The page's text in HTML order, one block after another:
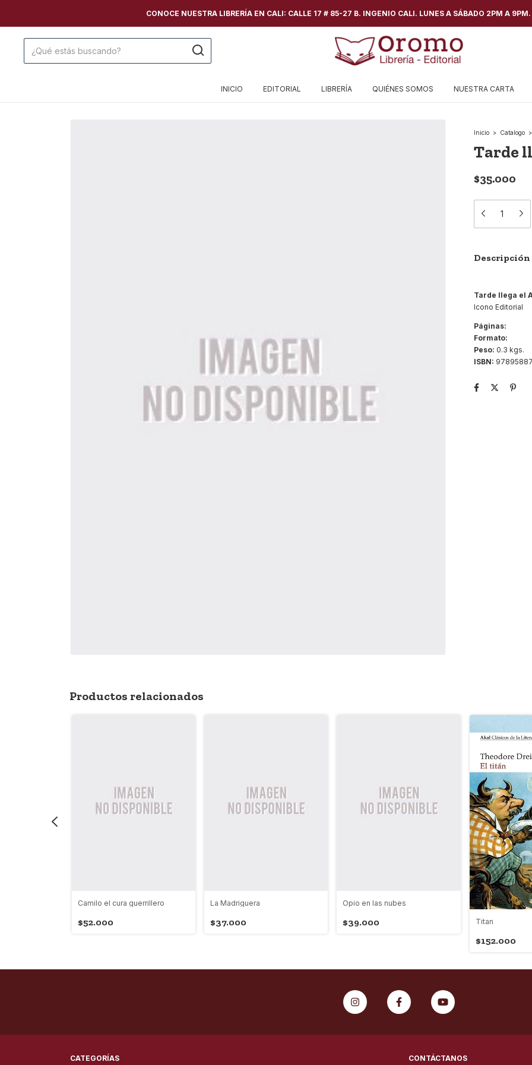
CONOCE NUESTRA LIBRERÍA EN CALI: CALLE 17 # 85-27 B. INGENIO CALI. LUNES A SÁBADO 2PM A
INICIO EDITORIAL LIBRERÍA QUIÉNES SOMOS NUESTRA CARTA
Inicio > Catalogo >
Tarde
$35.000
Descripción
Tarde llega el
Icono Editorial
Páginas:
Formato:
Peso: 0.3 kgs.
ISBN:
Productos relacionados
Camilo el cura guerrillero
$52.000
La Madriguera
$37.000
Opio en las nubes
$39.000 Titan
$152.000
CATEGORÍAS CONTÁCTANOS